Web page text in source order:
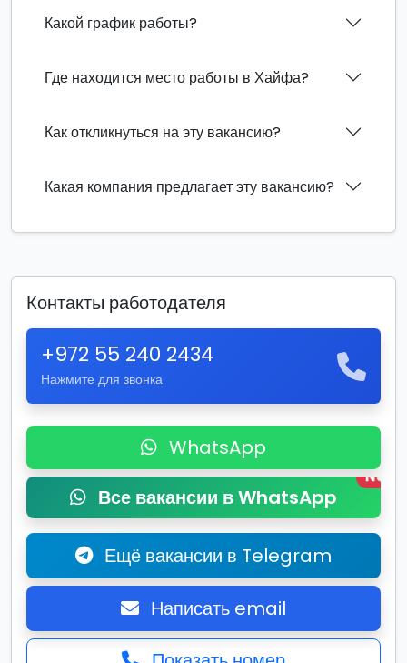
Какой график работы?
Где находится место работы в Хайфа?
Как откликнуться на эту вакансию?
Какая компания предлагает эту вакансию?
Контакты работодателя
+972 55 240 2434
Нажмите для звонка
WhatsApp
Все вакансии в WhatsApp
New
Ещё вакансии в Telegram
Написать email